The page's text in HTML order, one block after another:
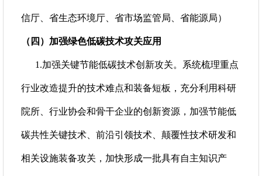
信厅、省生态环境厅、省市场监管局、省能源局）
（四）加强绿色低碳技术攻关应用
1.加强关键节能低碳技术创新攻关。系统梳理重点
行业改造提升的技术难点和装备短板，充分利用科研
院所、行业协会和骨干企业的创新资源，加强节能低
碳共性关键技术、前沿引领技术、颠覆性技术研发和
相关设施装备攻关，加快形成一批具有自主知识产